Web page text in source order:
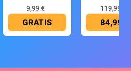
9,99 €
GRATIS
119,99 €
84,99 €